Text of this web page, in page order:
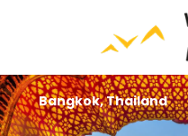
Bangkok, Thailand